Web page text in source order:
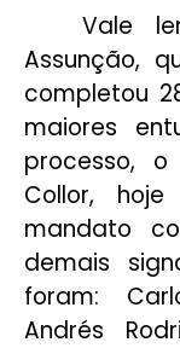
Vale
Assunção,
completou
maiores
processo, o
Collor,
mandato
demais
foram:
Andrés